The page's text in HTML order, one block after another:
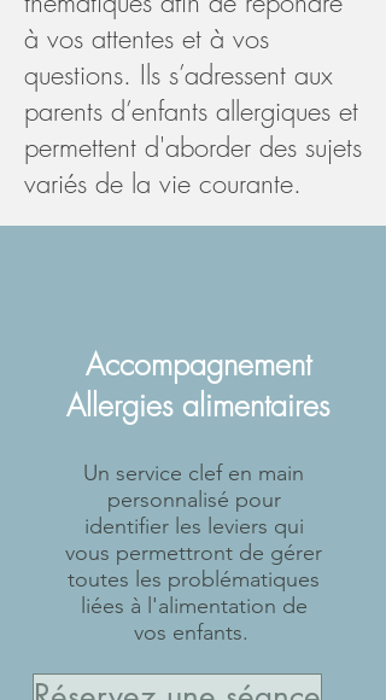
à vos attentes et à vos
questions. Ils s’adressent aux
parents d’enfants allergiques et
permettent d'aborder des sujets
variés de la vie courante.
Accompagnement
Allergies alimentaires
Un service clef en main
personnalisé pour
identifier les leviers qui
vous permettront de gérer
toutes les problématiques
liées à l'alimentation de
vos enfants.